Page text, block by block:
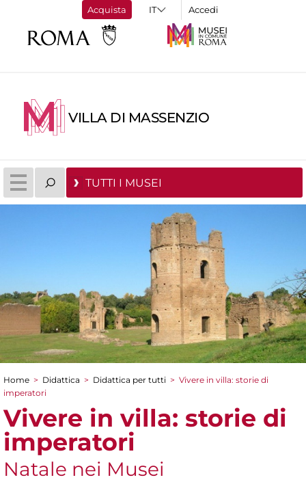
Acquista Accedi
VILLA DI MASSENZIO
TUTTI I MUSEI
Tu sei qui
Home > Didattica > Didattica per tutti > Vivere in villa: storie di
imperatori
Vivere in villa: storie di
imperatori
Natale nei Musei